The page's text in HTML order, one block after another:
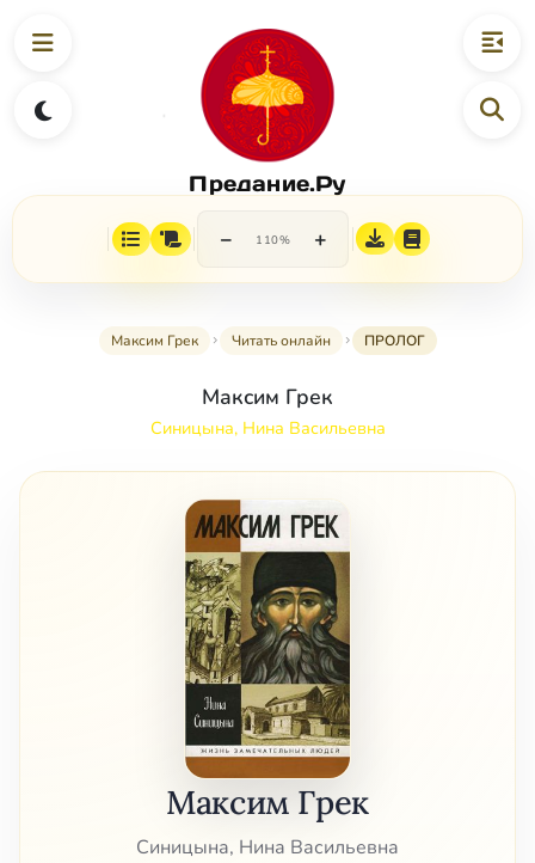
Предание.Ру
− 110% +
Максим Грек Читать онлайн ПРОЛОГ
Максим Грек
Синицына, Нина Васильевна
Максим Грек
Синицына, Нина Васильевна